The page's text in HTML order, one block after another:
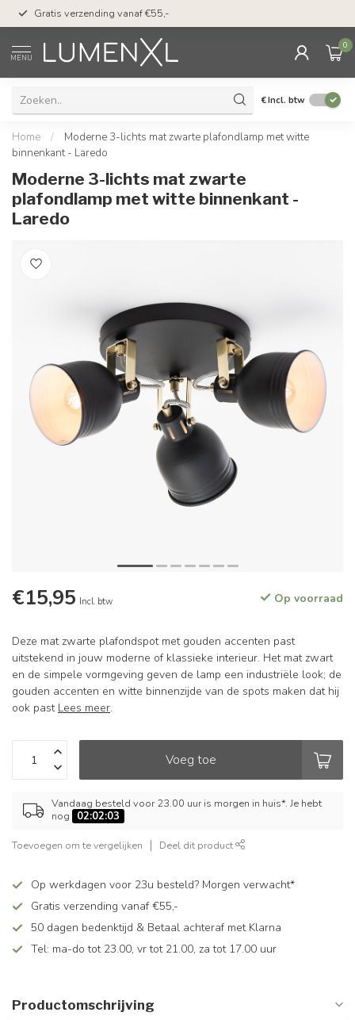
Gratis verzending vanaf €55,-
MENU
0
€Incl. btw
Home /
Moderne 3-lichts mat zwarte plafondlamp met witte
binnenkant - Laredo
Moderne 3-lichts mat zwarte
plafondlamp met witte binnenkant -
Laredo
€15,95 Incl. btw Op voorraad
Deze mat zwarte plafondspot met gouden accenten past
uitstekend in jouw moderne of klassieke interieur. Het mat zwart
en de simpele vormgeving geven de lamp een industriële look; de
gouden accenten en witte binnenzijde van de spots maken dat hij
ook past Lees meer.
Voeg toe
Vandaag besteld voor 23.00 uur is morgen in huis*. Je hebt
nog
02:02:03
Toevoegen om te vergelijken Deel dit product
Op werkdagen voor 23u besteld? Morgen verwacht*
Gratis verzending vanaf €55,-
50 dagen bedenktijd & Betaal achteraf met Klarna
Tel: ma-do tot 23.00, vr tot 21.00, za tot 17.00 uur
Productomschrijving